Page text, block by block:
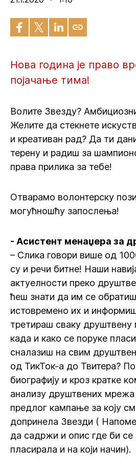
Нова година је право
појачање тима!
Волите Звезду?
Желите да стекнете
и креативан рад? Да ти
терену и радиш за
права прилика за тебе!
Отварамо волонтерску
могућношћу запослења!
- Асистент менаџера за
– Слика говори више од
су и речи битне! Наши
актуелности преко
ћеш знати да им се
истовремено их и
третираш сваку
када и како се поруке
сналазиш на свим
од ТикТок-а до Твитера?
биографију и кроз кратке
анализу друштвених
предлог кампање за коју
допринела Звезди (
да садржи и опис где би
пласирала и на који начин).